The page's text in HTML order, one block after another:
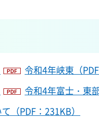
令和4年峡東（
令和4年富士・東
（PDF：231KB）